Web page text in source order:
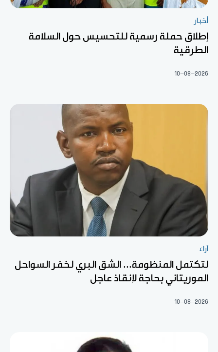
أخبار
إطلاق حملة رسمية للتحسيس حول السلامة
الطرقية
10-08-2026
آراء
لتكتمل المنظومة... الشق البري لخفر السواحل
الموريتاني بحاجة لإنقاذ عاجل
10-08-2026